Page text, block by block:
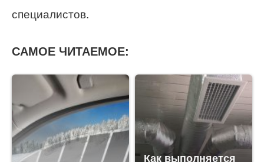
специалистов.
САМОЕ ЧИТАЕМОЕ:
Как выполняется